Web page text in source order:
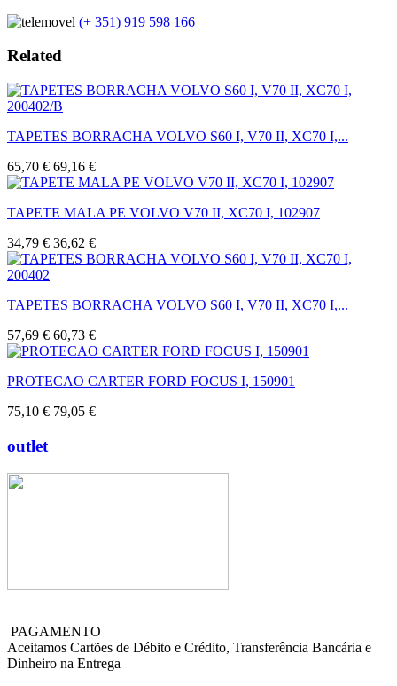
(+ 351) 919 598 166
Related
TAPETES BORRACHA VOLVO S60 I, V70 II, XC70 I,...
65,70 € 69,16 €
TAPETE MALA PE VOLVO V70 II, XC70 I, 102907
34,79 € 36,62 €
TAPETES BORRACHA VOLVO S60 I, V70 II, XC70 I,...
57,69 € 60,73 €
PROTECAO CARTER FORD FOCUS I, 150901
75,10 € 79,05 €
outlet
PAGAMENTO
Aceitamos Cartões de Débito e Crédito, Transferência Bancária e
Dinheiro na Entrega